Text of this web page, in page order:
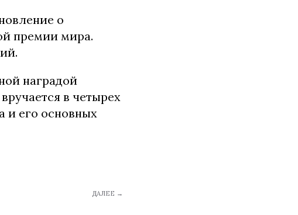
о
премии мира.
наградой
в четырех
и его основных
ДАЛЕЕ →